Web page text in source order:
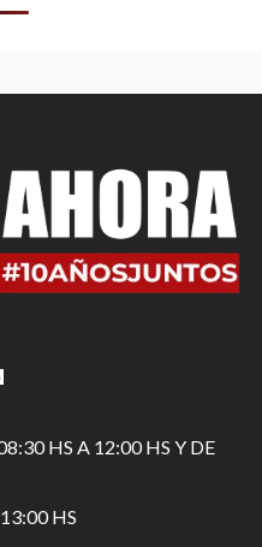
HS A 12:00 HS Y DE
HS